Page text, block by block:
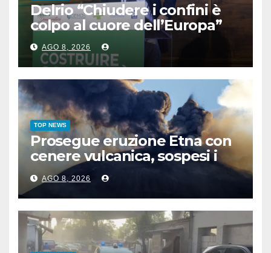
Delrio “Chiudere i confini è
colpo al cuore dell’Europa”
AGO 8, 2026
TOP NEWS
Prosegue eruzione Etna con
cenere vulcanica, sospesi i
voli in arrivo a Catania
AGO 8, 2026